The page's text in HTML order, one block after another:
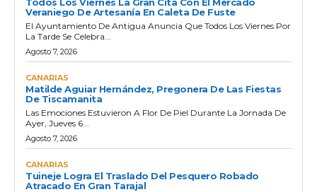
Veraniego De Artesanía En Caleta De Fuste
El Ayuntamiento De Antigua Anuncia Que Todos Los Viernes Por
La Tarde Se Celebra...
Agosto 7, 2026
CANARIAS
Matilde Aguiar Hernández, Pregonera De Las Fiestas
De Tiscamanita
Las Emociones Estuvieron A Flor De Piel Durante La Jornada De
Ayer, Jueves 6...
Agosto 7, 2026
CANARIAS
Tuineje Logra El Traslado Del Pesquero Robado
Atracado En Gran Tarajal